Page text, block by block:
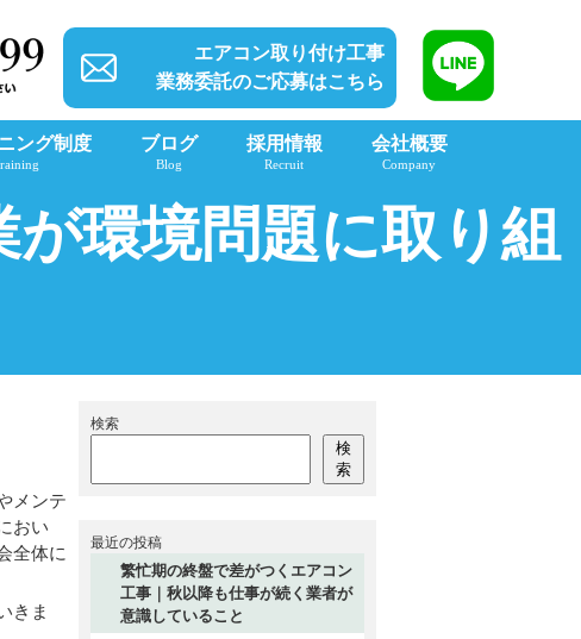
エアコン取り付け工事
業務委託のご応募はこちら
ング制度 ブログ
Blog
採用情報
Recruit
会社概要
Company
環境問題に取り組
メンテ
おい
全体に
きま
検索
検
索
最近の投稿
繁忙期の終盤で差がつくエアコン
工事｜秋以降も仕事が続く業者が
意識していること